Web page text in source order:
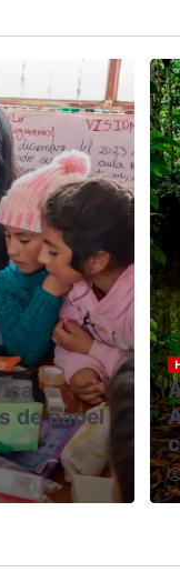
de la
el